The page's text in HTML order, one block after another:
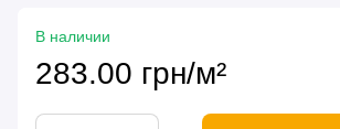
В наличии
283.00 грн/м²